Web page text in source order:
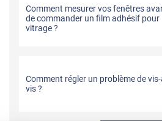
Comment mesurer vos fenêtres
de commander un film adhésif pour
vitrage ?
Comment régler un problème de
vis ?